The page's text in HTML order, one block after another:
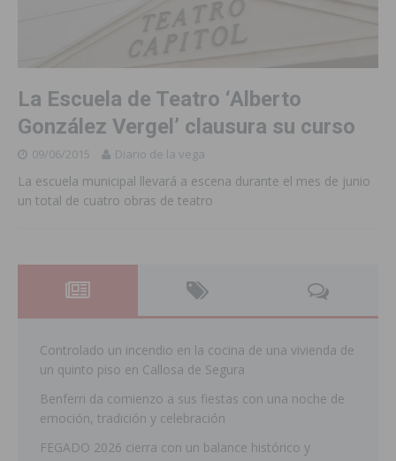
La Escuela de Teatro ‘Alberto
González Vergel’ clausura su curso
09/06/2015 Diario de la vega
La escuela municipal llevará a escena durante el mes de junio
un total de cuatro obras de teatro
Controlado un incendio en la cocina de una vivienda de
un quinto piso en Callosa de Segura
Benferri da comienzo a sus fiestas con una noche de
emoción, tradición y celebración
FEGADO 2026 cierra con un balance histórico y